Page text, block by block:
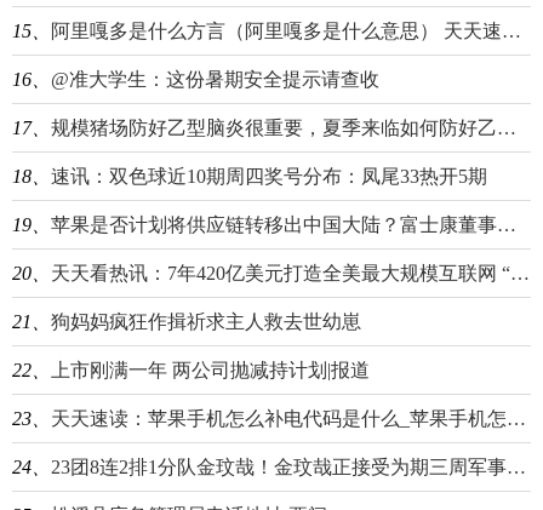
15、 阿里嘎多是什么方言（阿里嘎多是什么意思） 天天速看料
16、 @准大学生：这份暑期安全提示请查收
17、 规模猪场防好乙型脑炎很重要，夏季来临如何防好乙型脑炎？-世界聚焦
18、 速讯：双色球近10期周四奖号分布：凤尾33热开5期
19、 苹果是否计划将供应链转移出中国大陆？富士康董事长答：没有-全球微速讯
20、 天天看热讯：7年420亿美元打造全美最大规模互联网 “拜登经济学”要亮相？丨亚太话题
21、 狗妈妈疯狂作揖祈求主人救去世幼崽
22、 上市刚满一年 两公司抛减持计划|报道
23、 天天速读：苹果手机怎么补电代码是什么_苹果手机怎么补电代码
24、 23团8连2排1分队金玟哉！金玟哉正接受为期三周军事训练